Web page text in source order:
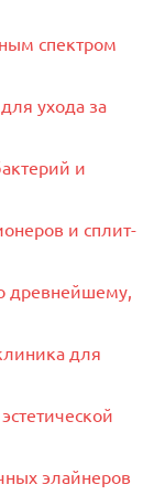
спектром
ухода за
и
и сплит-
древнейшему,
для
элайнеров